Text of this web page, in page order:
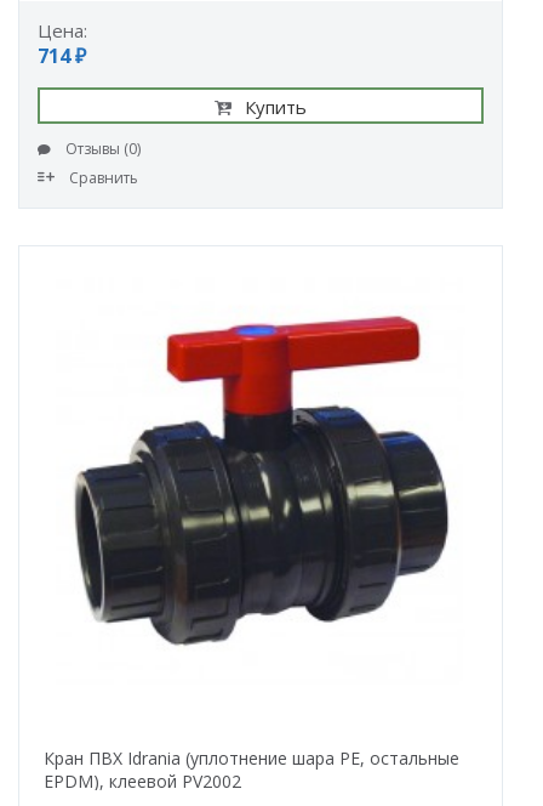
Цена:
714 ₽
Купить
Отзывы (0)
Сравнить
Кран ПВХ Idrania (уплотнение шара PE, остальные
EPDM), клеевой PV2002